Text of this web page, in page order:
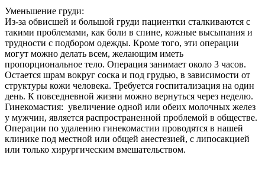
Уменьшение груди:
Из-за обвисшей и большой груди пациентки сталкиваются с
такими проблемами, как боли в спине, кожные высыпания и
трудности с подбором одежды. Кроме того, эти операции
могут можно делать всем, желающим иметь
пропорциональное тело. Операция занимает около 3 часов.
Остается шрам вокруг соска и под грудью, в зависимости от
структуры кожи человека. Требуется госпитализация на один
день. К повседневной жизни можно вернуться через неделю.
Гинекомастия: увеличение одной или обеих молочных желез
у мужчин, является распространенной проблемой в обществе.
Операции по удалению гинекомастии проводятся в нашей
клинике под местной или общей анестезией, с липосакцией
или только хирургическим вмешательством.